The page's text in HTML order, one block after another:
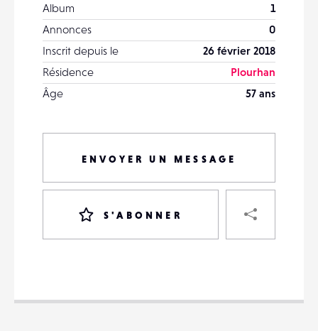
Album
1
Annonces
0
Inscrit depuis le
26 février 2018
Résidence
Plourhan
Âge
57 ans
ENVOYER UN MESSAGE
S'ABONNER
DESTINATAIRE
VOTRE